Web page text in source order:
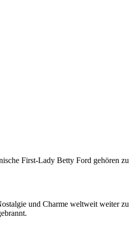
First-Lady Betty Ford gehören zu
und Charme weltweit weiter zu